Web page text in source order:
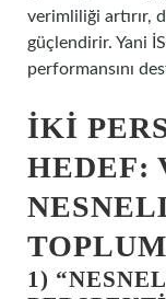
verimliliği artırır,
güçlendirir. Yani
performansını
İKI
HEDEF:
1)